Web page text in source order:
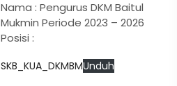
Nama : Pengurus DKM Baitul
Mukmin Periode 2023 – 2026
Posisi :
SKB_KUA_DKMBMUnduh